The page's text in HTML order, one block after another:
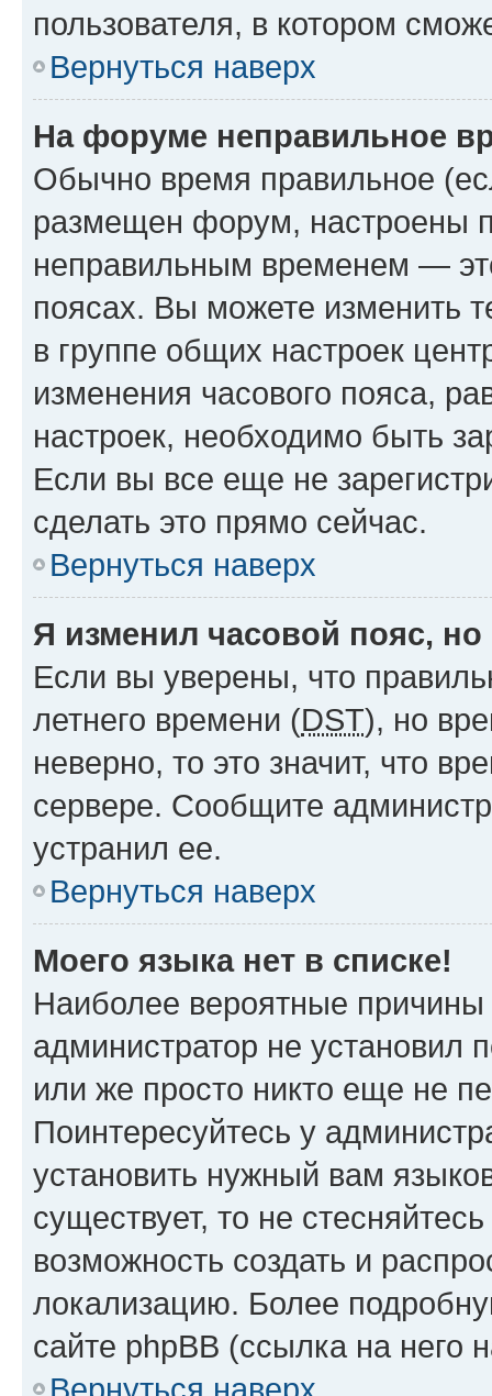
пользователя, в котором
Вернуться наверх
На форуме неправильное
Обычно время правильное
размещен форум, настроены
неправильным временем —
поясах. Вы можете изменить
в группе общих настроек
изменения часового пояса,
настроек, необходимо быть
Если вы все еще не
сделать это прямо сейчас.
Вернуться наверх
Я изменил часовой пояс,
Если вы уверены, что
летнего времени (DST), но
неверно, то это значит, что
сервере. Сообщите
устранил ее.
Вернуться наверх
Моего языка нет в списке!
Наиболее вероятные причины
администратор не установил
или же просто никто еще не
Поинтересуйтесь у
установить нужный вам
существует, то не
возможность создать и
локализацию. Более
сайте phpBB (ссылка на него
Вернуться наверх